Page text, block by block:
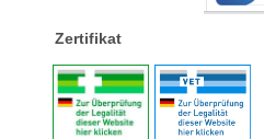
Zertifikat